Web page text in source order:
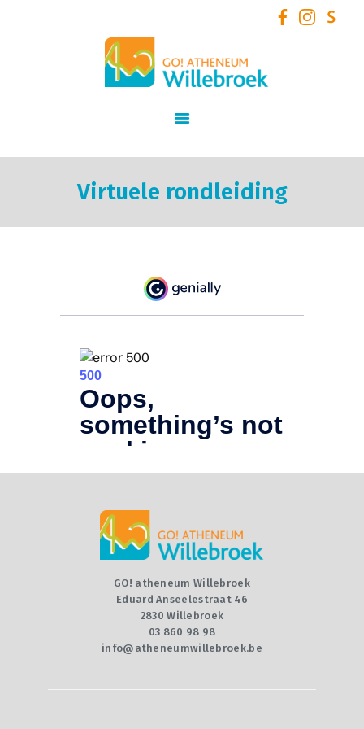
Virtuele rondleiding
GO! Atheneum Willebroek
SCHOOLTEAM
NIEUWS
AANMELDEN /
INSCHRIJVEN VOOR
+ VOLZETVERKLARINGEN
CONTACT
QUIZ
GO! atheneum Willebroek
Eduard Anseelestraat 46
2830 Willebroek
03 860 98 98
info@atheneumwillebroek.be